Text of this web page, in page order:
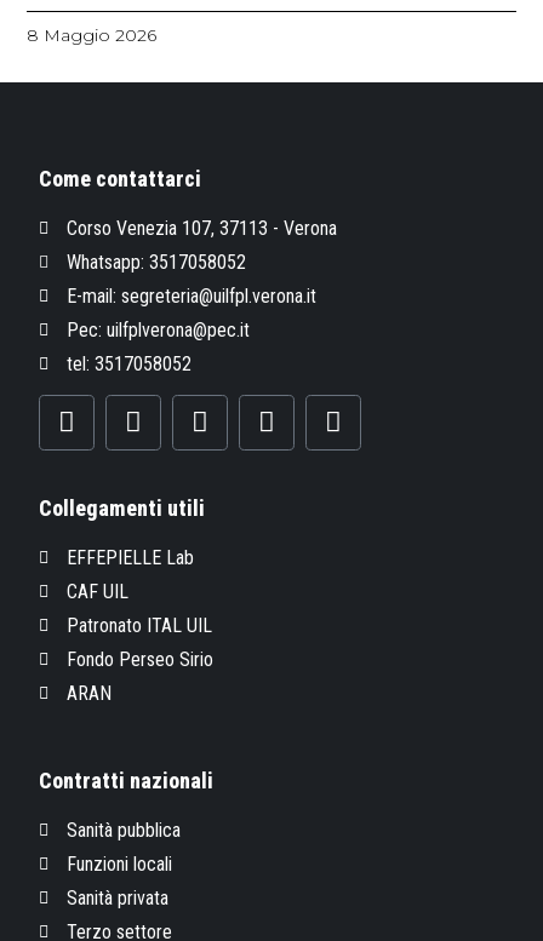
8 Maggio 2026
Come contattarci
Corso Venezia 107, 37113 - Verona
Whatsapp: 3517058052
E-mail: segreteria@uilfpl.verona.it
Pec: uilfplverona@pec.it
tel: 3517058052
Collegamenti utili
EFFEPIELLE Lab
CAF UIL
Patronato ITAL UIL
Fondo Perseo Sirio
ARAN
Contratti nazionali
Sanità pubblica
Funzioni locali
Sanità privata
Terzo settore